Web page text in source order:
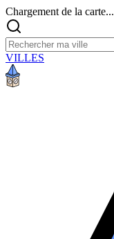
Chargement de la carte...
VILLES